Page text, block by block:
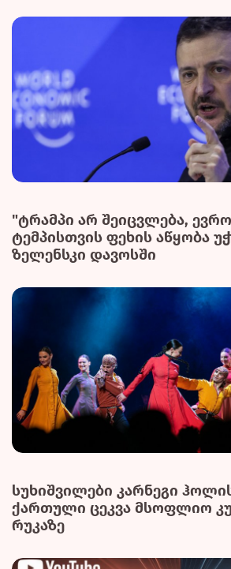
"ტრამპი არ შეიცვლება,
ტემპისთვის ფეხის აწყობა
ზელენსკი დავოსში
სუხიშვილები კარნეგი
ქართული ცეკვა მსოფლიო
რუკაზე